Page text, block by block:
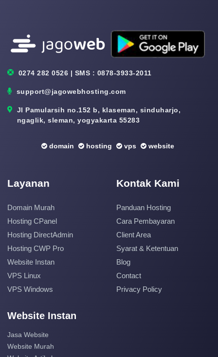
0274 282 0526 | SMS : 0878-3933-2011
support@jagowebhosting.com
Jl Pamularsih no.152 b, klaseman, sinduharjo,
ngaglik, sleman, yogyakarta 55283
domain hosting vps website
Layanan
Domain Murah
Hosting CPanel
Hosting DirectAdmin
Hosting CWP Pro
Website Instan
VPS Linux
VPS Windows
Kontak Kami
Panduan Hosting
Cara Pembayaran
Client Area
Syarat & Ketentuan
Blog
Contact
Privacy Policy
Website Instan
Jasa Website
Website Murah